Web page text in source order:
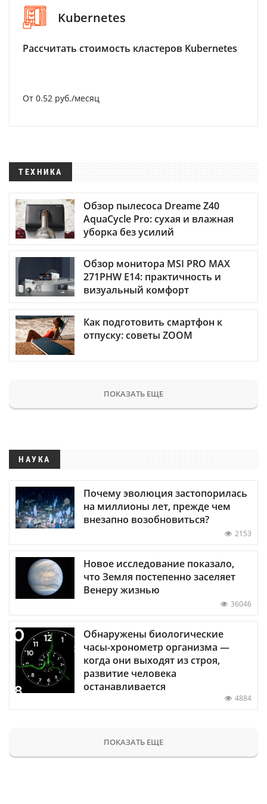
Kubernetes
Рассчитать стоимость кластеров Kubernetes
От 0.52 руб./месяц
ТЕХНИКА
Обзор пылесоса Dreame Z40
AquaCycle Pro: сухая и влажная
уборка без усилий
Обзор монитора MSI PRO MAX
271PHW E14: практичность и
визуальный комфорт
Как подготовить смартфон к
отпуску: советы ZOOM
ПОКАЗАТЬ ЕЩЕ
НАУКА
Почему эволюция застопорилась
на миллионы лет, прежде чем
внезапно возобновиться?
2153
Новое исследование показало,
что Земля постепенно заселяет
Венеру жизнью
36046
Обнаружены биологические
часы-хронометр организма —
когда они выходят из строя,
развитие человека
останавливается
4884
ПОКАЗАТЬ ЕЩЕ